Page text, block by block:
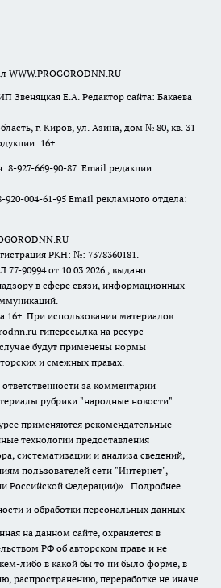
WWW.PROGORODNN.RU
Звеняцкая Е.А. Редактор сайта: Бакаева
г. Киров, ул. Азина, дом № 80, кв. 31
16+
8-927-669-90-87 Email редакции:
004-61-95 Email рекламного отдела:
РКН: №: 7378360181.
90994 от 10.03.2026., выдано
в сфере связи, информационных
16+. При использовании материалов
гиперссылка на ресурс
будут применены нормы
и смежных правах.
за комментарии
рубрики "народные новости".
применяются рекомендательные
технологии предоставления
систематизации и анализа сведений,
пользователей сети "Интернет",
Российской Федерации)». Подробнее
и обработки персональных данных
на данном сайте, охраняется в
РФ об авторском праве и не
либо в какой бы то ни было форме, в
распространению, переработке не иначе